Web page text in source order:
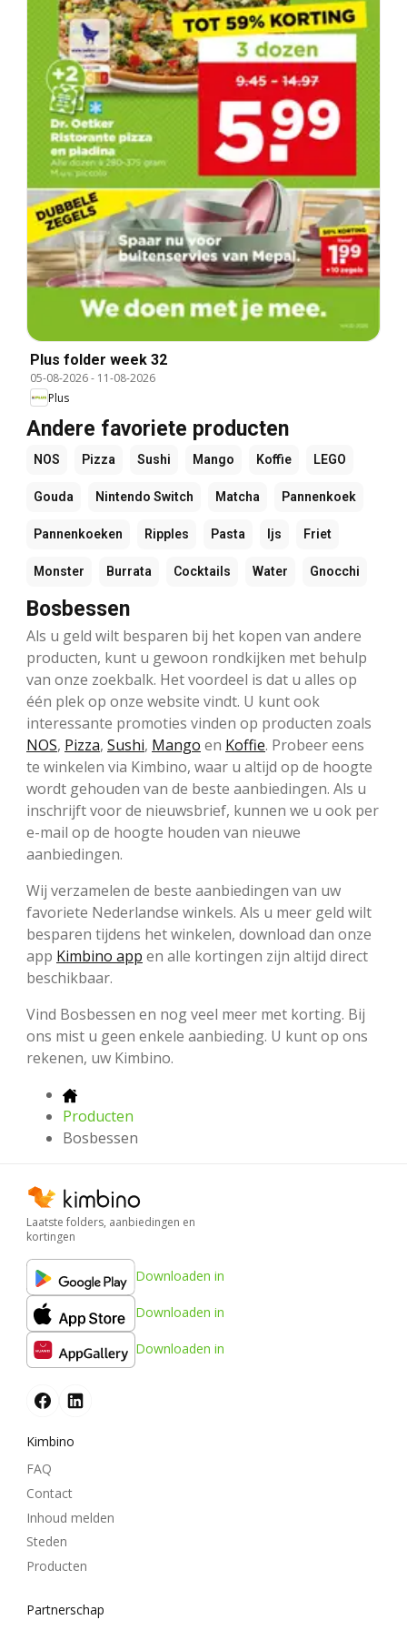
Plus folder week 32
05-08-2026- 11-08-2026
Plus
Andere favoriete producten
NOS Pizza Sushi Mango Koffie LEGO
Gouda Nintendo Switch Matcha Pannenkoek
Pannenkoeken Ripples Pasta Ijs Friet
Monster Burrata Cocktails Water Gnocchi
Bosbessen
Als u geld wilt besparen bij het kopen van andere
producten, kunt u gewoon rondkijken met behulp
van onze zoekbalk. Het voordeel is dat u alles op
één plek op onze website vindt. U kunt ook
interessante promoties vinden op producten zoals
NOS, Pizza, Sushi, Mango en Koffie. Probeer eens
te winkelen via Kimbino, waar u altijd op de hoogte
wordt gehouden van de beste aanbiedingen. Als u
inschrijft voor de nieuwsbrief, kunnen we u ook per
e-mail op de hoogte houden van nieuwe
aanbiedingen.
Wij verzamelen de beste aanbiedingen van uw
favoriete Nederlandse winkels. Als u meer geld wilt
besparen tijdens het winkelen, download dan onze
app Kimbino app en alle kortingen zijn altijd direct
beschikbaar.
Vind Bosbessen en nog veel meer met korting. Bij
ons mist u geen enkele aanbieding. U kunt op ons
rekenen, uw Kimbino.
Producten
Bosbessen
Laatste folders, aanbiedingen en
kortingen
Downloaden in
Downloaden in
Downloaden in
Kimbino
FAQ
Contact
Inhoud melden
Steden
Producten
Partnerschap